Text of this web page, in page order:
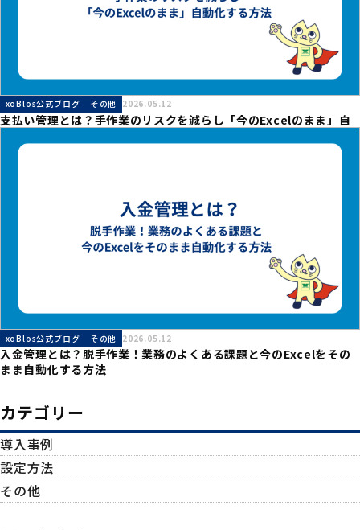
xoBlos公式ブログ その他 2026.05.12
支払い管理とは？手作業のリスクを減らし「今のExcelのまま」自
xoBlos公式ブログ その他 2026.05.12
入金管理とは？脱手作業！業務のよくある課題と今のExcelをその
まま自動化する方法
カテゴリー
導入事例
設定方法
その他